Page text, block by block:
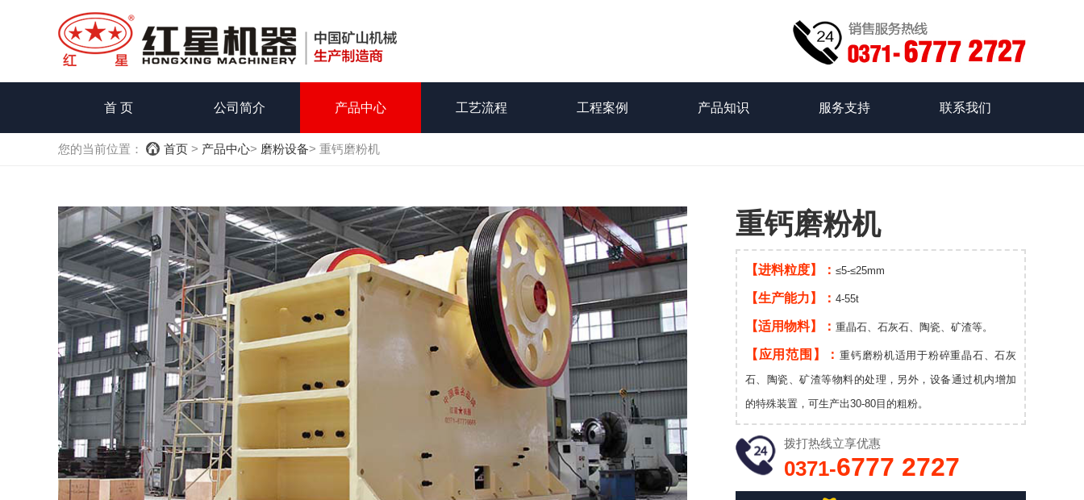
首 页 公司简介 产品中心 工艺流程 工程案例 产品知识 服务支持 联系我们
您的当前位置： 首页 > 产品中心> 磨粉设备> 重钙磨粉机
重钙磨粉机
【进料粒度】： ≤5-≤25mm
【生产能力】： 4-55t
【适用物料】： 重晶石、石灰石、陶瓷、矿渣等。
【应用范围】：重钙磨粉机适用于粉碎重晶石、石灰
石、陶瓷、矿渣等物料的处理，另外，设备通过机内增加
的特殊装置，可生产出30-80目的粗粉。
拨打热线立享优惠
0371-6777 2727